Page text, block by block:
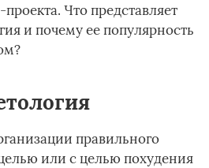
Что представляет
и почему ее популярность
правильного
или с целью похудения